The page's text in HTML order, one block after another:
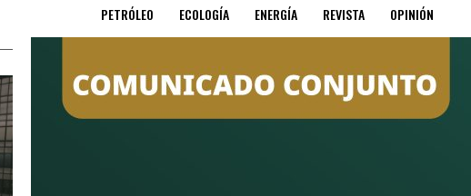
PETRÓLEO ECOLOGÍA ENERGÍA REVISTA OPINIÓN